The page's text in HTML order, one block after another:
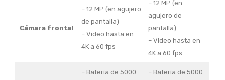
Cámara frontal
– 12 MP (en agujero
de pantalla)
– Video hasta en
4K a 60 fps
– 12 MP (en
agujero de
pantalla)
– Video hasta en
4K a 60 fps
– Batería de 5000
– Batería de 5000